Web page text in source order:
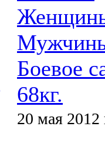
Боевое
68кг.
20 мая 2012